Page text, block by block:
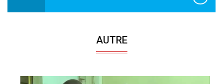
AUTRE